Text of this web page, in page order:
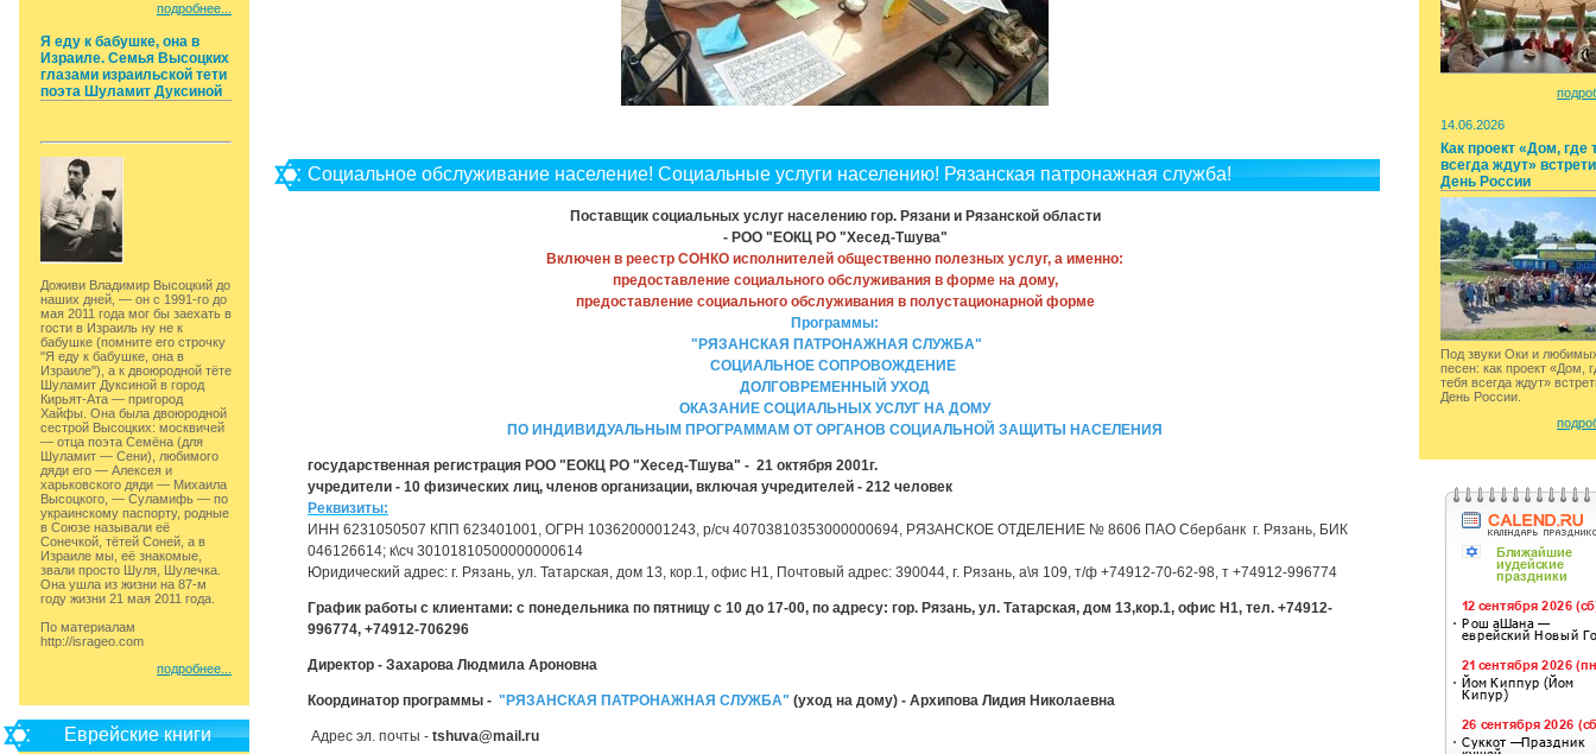
подробнее...
Я еду к бабушке, она в
Израиле. Семья Высоцких
глазами израильской тети
поэта Шуламит Дуксиной
Доживи Владимир Высоцкий до
наших дней, — он с 1991-го до
мая 2011 года мог бы заехать в
гости в Израиль ну не к
бабушке (помните его строчку
"Я еду к бабушке, она в
Израиле"), а к двоюродной тёте
Шуламит Дуксиной в город
Кирьят-Ата — пригород
Хайфы. Она была двоюродной
сестрой Высоцких: москвичей
— отца поэта Семёна (для
Шуламит — Сени), любимого
дяди его — Алексея и
харьковского дяди — Михаила
Высоцкого, — Суламифь — по
украинскому паспорту, родные
в Союзе называли её
Сонечкой, тётей Соней, а в
Израиле мы, её знакомые,
звали просто Шуля, Шулечка.
Она ушла из жизни на 87-м
году жизни 21 мая 2011 года.
По материалам
http://isrageo.com
подробнее...
Еврейские книги
Социальное обслуживание население! Социальные услуги населению! Рязанская патронажная служба!
Поставщик социальных услуг населению гор. Рязани и Рязанской области
- РОО "ЕОКЦ РО "Хесед-Тшува"
Включен в реестр СОНКО исполнителей общественно полезных услуг, а именно:
предоставление социального обслуживания в форме на дому,
предоставление социального обслуживания в полустационарной форме
Программы:
"РЯЗАНСКАЯ ПАТРОНАЖНАЯ СЛУЖБА"
СОЦИАЛЬНОЕ СОПРОВОЖДЕНИЕ
ДОЛГОВРЕМЕННЫЙ УХОД
ОКАЗАНИЕ СОЦИАЛЬНЫХ УСЛУГ НА ДОМУ
ПО ИНДИВИДУАЛЬНЫМ ПРОГРАММАМ ОТ ОРГАНОВ СОЦИАЛЬНОЙ ЗАЩИТЫ НАСЕЛЕНИЯ
государственная регистрация РОО "ЕОКЦ РО "Хесед-Тшува" - 21 октября 2001г.
учредители - 10 физических лиц, членов организации, включая учредителей - 212 человек
Реквизиты:
ИНН 6231050507 КПП 623401001, ОГРН 1036200001243, р/сч 40703810353000000694, РЯЗАНСКОЕ ОТДЕЛЕНИЕ № 8606 ПАО Сбербанк г. Рязань, БИК
046126614; к\сч 30101810500000000614
Юридический адрес: г. Рязань, ул. Татарская, дом 13, кор.1, офис Н1, Почтовый адрес: 390044, г. Рязань, а\я 109, т/ф +74912-70-62-98, т +74912-996774
График работы с клиентами: с понедельника по пятницу с 10 до 17-00, по адресу: гор. Рязань, ул. Татарская, дом 13,кор.1, офис Н1, тел. +74912-
996774, +74912-706296
Директор - Захарова Людмила Ароновна
Координатор программы - "РЯЗАНСКАЯ ПАТРОНАЖНАЯ СЛУЖБА" (уход на дому) - Архипова Лидия Николаевна
Адрес эл. почты - tshuva@mail.ru
14.06.2026
Как проект «Дом, где
всегда ждут»
День России
Под звуки Оки и
песен: как проект «Дом,
тебя всегда ждут»
День России.